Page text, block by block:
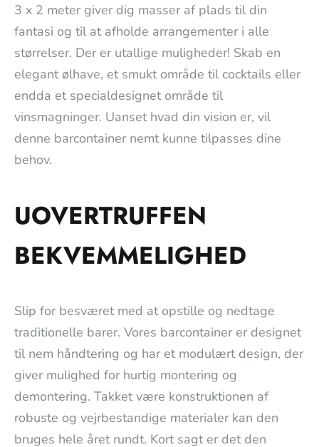
3 x 2 meter giver dig masser af plads til din
fantasi og til at afholde arrangementer i alle
størrelser. Der er utallige muligheder! Skab en
elegant ølhave, et smukt område til cocktails eller
endda et specialdesignet område til
vinsmagninger. Uanset hvad din vision er, vil
denne barcontainer nemt kunne tilpasses dine
behov.
UOVERTRUFFEN
BEKVEMMELIGHED
Slip for besværet med at opstille og nedtage
traditionelle barer. Vores barcontainer er designet
til nem håndtering og har et modulært design, der
giver mulighed for hurtig montering og
demontering. Takket være konstruktionen af
robuste og vejrbestandige materialer kan den
bruges hele året rundt. Kort sagt er det den